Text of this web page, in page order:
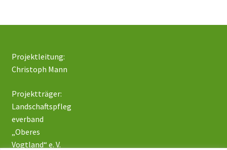
Projektleitung:
Christoph Mann
Projektträger:
Landschaftspfleg
everband
„Oberes
Vogtland“ e. V.